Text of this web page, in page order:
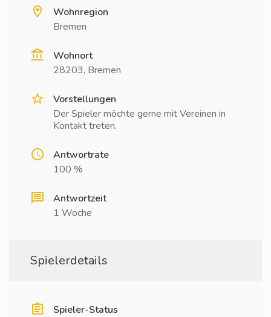
Wohnregion
Bremen
Wohnort
28203, Bremen
Vorstellungen
Der Spieler möchte gerne mit Vereinen in
Kontakt treten.
Antwortrate
100 %
Antwortzeit
1 Woche
Spielerdetails
Spieler-Status